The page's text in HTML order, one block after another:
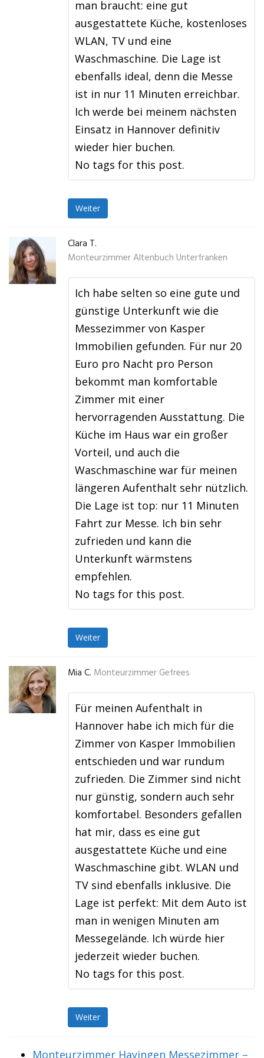
man braucht: eine gut
ausgestattete Küche, kostenloses
WLAN, TV und eine
Waschmaschine. Die Lage ist
ebenfalls ideal, denn die Messe
ist in nur 11 Minuten erreichbar.
Ich werde bei meinem nächsten
Einsatz in Hannover definitiv
wieder hier buchen.
No tags for this post.
Weiter
Clara T.
Monteurzimmer Altenbuch Unterfranken
Ich habe selten so eine gute und
günstige Unterkunft wie die
Messezimmer von Kasper
Immobilien gefunden. Für nur 20
Euro pro Nacht pro Person
bekommt man komfortable
Zimmer mit einer
hervorragenden Ausstattung. Die
Küche im Haus war ein großer
Vorteil, und auch die
Waschmaschine war für meinen
längeren Aufenthalt sehr nützlich.
Die Lage ist top: nur 11 Minuten
Fahrt zur Messe. Ich bin sehr
zufrieden und kann die
Unterkunft wärmstens
empfehlen.
No tags for this post.
Weiter
Mia C. Monteurzimmer Gefrees
Für meinen Aufenthalt in
Hannover habe ich mich für die
Zimmer von Kasper Immobilien
entschieden und war rundum
zufrieden. Die Zimmer sind nicht
nur günstig, sondern auch sehr
komfortabel. Besonders gefallen
hat mir, dass es eine gut
ausgestattete Küche und eine
Waschmaschine gibt. WLAN und
TV sind ebenfalls inklusive. Die
Lage ist perfekt: Mit dem Auto ist
man in wenigen Minuten am
Messegelände. Ich würde hier
jederzeit wieder buchen.
No tags for this post.
Weiter
Monteurzimmer Hayingen Messezimmer –